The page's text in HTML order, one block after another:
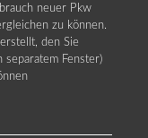
neuer Pkw
zu können.
den Sie
Fenster)